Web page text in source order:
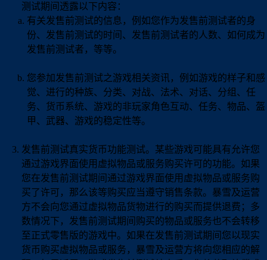
测试期间透露以下内容：
有关发售前测试的信息，例如您作为发售前测试者的身
份、发售前测试的时间、发售前测试者的人数、如何成为
发售前测试者，等等。
您参加发售前测试之游戏相关资讯，例如游戏的样子和感
觉、进行的种族、分类、对战、法术、对话、分组、任
务、货币系统、游戏的非玩家角色互动、任务、物品、盔
甲、武器、游戏的稳定性等。
发售前测试真实货币功能测试。某些游戏可能具有允许您
通过游戏界面使用虚拟物品或服务购买许可的功能。如果
您在发售前测试期间通过游戏界面使用虚拟物品或服务购
买了许可，那么该等购买应当遵守销售条款。暴雪及运营
方不会向您通过虚拟物品货物进行的购买而提供退费；多
数情况下，发售前测试期间购买的物品或服务也不会转移
至正式零售版的游戏中。如果在发售前测试期间您以现实
货币购买虚拟物品或服务，暴雪及运营方将向您相应的解